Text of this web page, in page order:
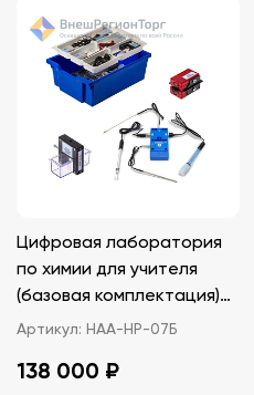
Цифровая лаборатория
по химии для учителя
(базовая комплектация)
НАУРА ПЛЮС
Артикул: НАА-НР-07Б
138 000 ₽